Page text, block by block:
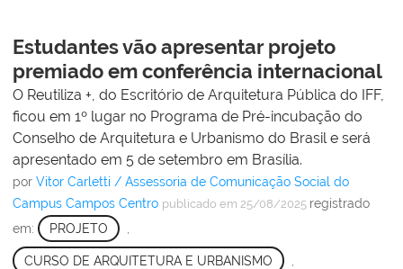
Estudantes vão apresentar projeto
premiado em conferência internacional
O Reutiliza +, do Escritório de Arquitetura Pública do IFF,
ficou em 1º lugar no Programa de Pré-incubação do
Conselho de Arquitetura e Urbanismo do Brasil e será
apresentado em 5 de setembro em Brasília.
por Vitor Carletti / Assessoria de Comunicação Social do
Campus Campos Centro publicado em 25/08/2025 registrado
em:
PROJETO
CURSO DE ARQUITETURA E URBANISMO